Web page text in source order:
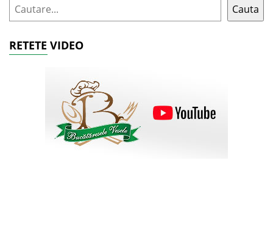
Cauta
RETETE VIDEO